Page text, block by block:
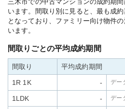
います。間取り別に見ると、最も成
となっており、ファミリー向け物件
います。
間取りごとの平均成約期間
間取り 平均成約期間
1R 1K - デー
1LDK - デー